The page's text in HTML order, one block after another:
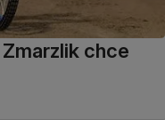
chce